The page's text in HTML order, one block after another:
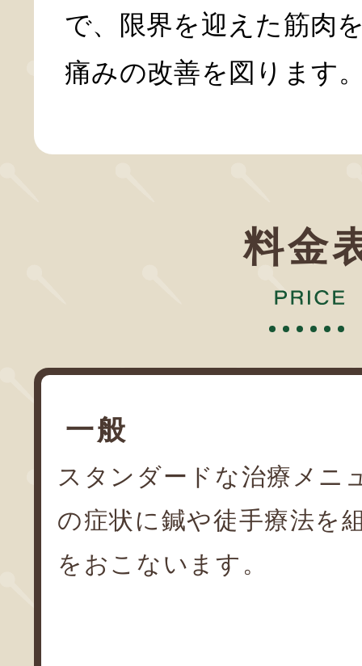
で、限界を迎えた筋肉
痛みの改善を図ります
料金
一般
スタンダードな治療メニ
の症状に鍼や徒手療法を
をおこないます。